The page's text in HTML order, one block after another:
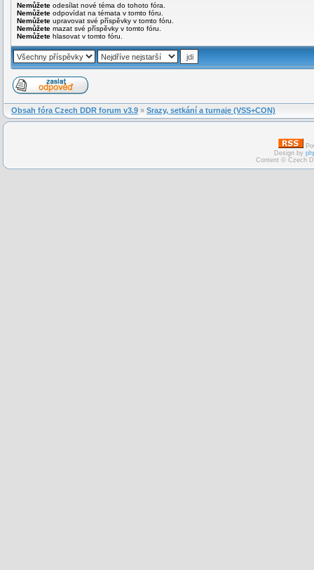
Nemůžete odesílat nové téma do tohoto fóra.
Nemůžete odpovídat na témata v tomto fóru.
Nemůžete upravovat své příspěvky v tomto fóru.
Nemůžete mazat své příspěvky v tomto fóru.
Nemůžete hlasovat v tomto fóru.
Obsah fóra Czech DDR forum v3.9 » Srazy, setkání a turnaje (VSS+CON)
Design by
Content © Czech